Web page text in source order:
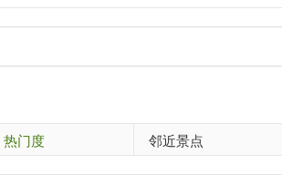
热门度